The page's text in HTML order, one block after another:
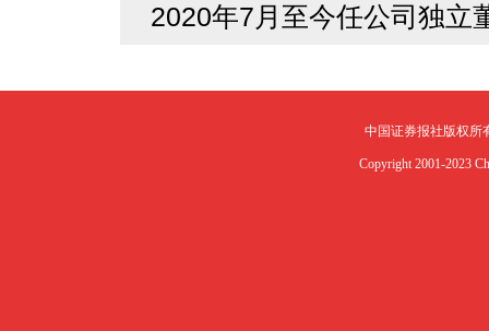
2020年7月至今任公司独立
中国证券报社版权所
Copyright 2001-2023